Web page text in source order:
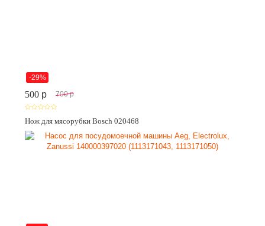
-29%
500 p 700 p
Нож для мясорубки Bosch 020468